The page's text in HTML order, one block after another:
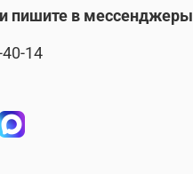
пишите в мессенджеры
14